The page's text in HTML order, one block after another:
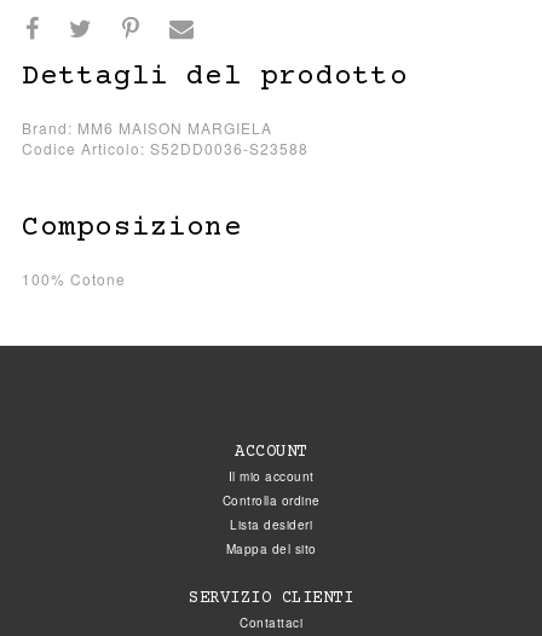
Dettagli del prodotto
Brand: MM6 MAISON MARGIELA
Codice Articolo: S52DD0036-S23588
Composizione
100% Cotone
ACCOUNT
Il mio account
Controlla ordine
Lista desideri
Mappa del sito
SERVIZIO CLIENTI
Contattaci